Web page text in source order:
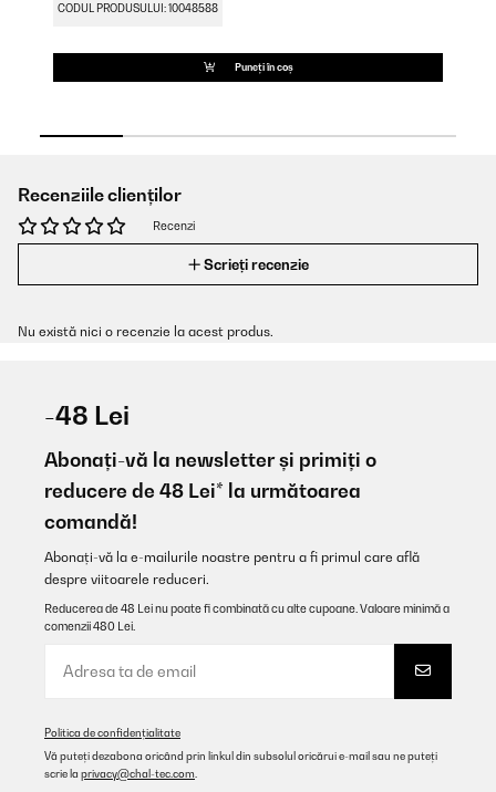
CODUL PRODUSULUI: 10048588
Puneți în coș
Recenziile clienților
Recenzi
Scrieți recenzie
Nu există nici o recenzie la acest produs.
-48 Lei
Abonați-vă la newsletter și primiți o
reducere de 48 Lei* la următoarea
comandă!
Abonați-vă la e-mailurile noastre pentru a fi primul care află
despre viitoarele reduceri.
Reducerea de 48 Lei nu poate fi combinată cu alte cupoane. Valoare minimă a
comenzii 480 Lei.
Politica de confidențialitate
Vă puteți dezabona oricând prin linkul din subsolul oricărui e-mail sau ne puteți
scrie la privacy@chal-tec.com